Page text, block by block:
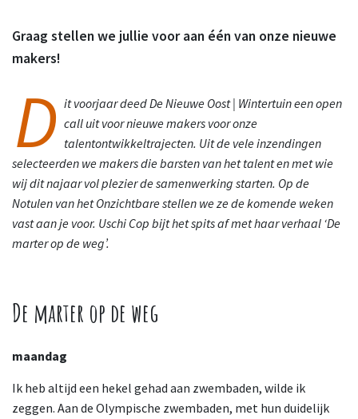
Graag stellen we jullie voor aan één van onze nieuwe
makers!
D it voorjaar deed De Nieuwe Oost | Wintertuin een open
call uit voor nieuwe makers voor onze
talentontwikkeltrajecten. Uit de vele inzendingen
selecteerden we makers die barsten van het talent en met wie
wij dit najaar vol plezier de samenwerking starten. Op de
Notulen van het Onzichtbare stellen we ze dekomende weken
vast aan je voor. Uschi Cop bijt het spits af met haar verhaal ‘De
marter op de weg’.
De marter op de weg
maandag
Ik heb altijd een hekel gehad aan zwembaden, wilde ik
zeggen. Aan de Olympische zwembaden, met hun duidelijk